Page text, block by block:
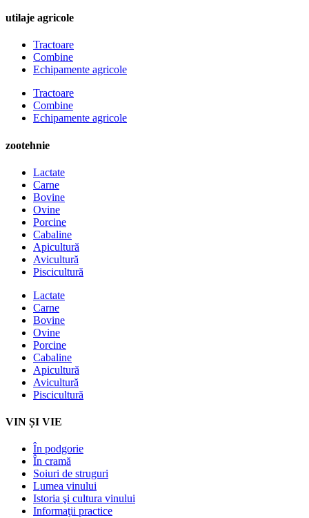
utilaje agricole
Tractoare
Combine
Echipamente agricole
Tractoare
Combine
Echipamente agricole
zootehnie
Lactate
Carne
Bovine
Ovine
Porcine
Cabaline
Apicultură
Avicultură
Piscicultură
Lactate
Carne
Bovine
Ovine
Porcine
Cabaline
Apicultură
Avicultură
Piscicultură
VIN ȘI VIE
În podgorie
În cramă
Soiuri de struguri
Lumea vinului
Istoria şi cultura vinului
Informaţii practice